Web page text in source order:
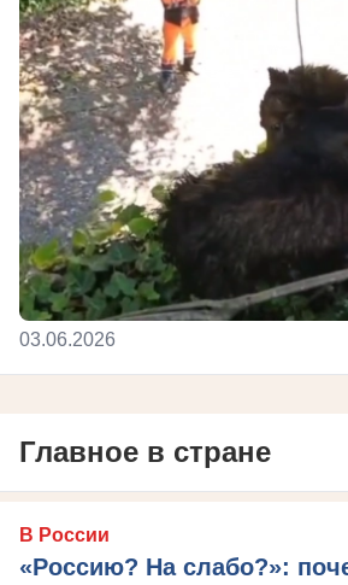
03.06.2026
Главное в стране
В России
«Россию? На слабо?»: